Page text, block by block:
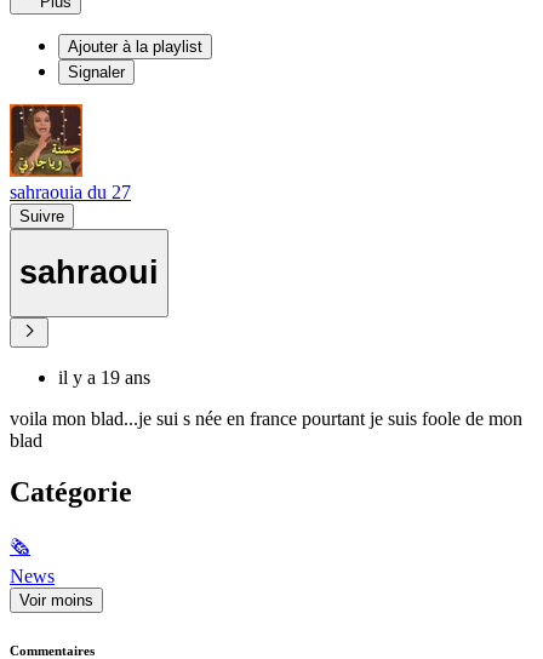
Ajouter à la playlist
Signaler
sahraouia du 27
Suivre
sahraoui
il y a 19 ans
voila mon blad...je sui s née en france pourtant je suis foole de mon
blad
Catégorie
🗞
News
Voir moins
Commentaires